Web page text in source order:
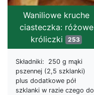
Waniliowe kruche
ciasteczka: różowe
króliczki
253
Składniki: 250 g mąki
pszennej (2,5 szklanki)
plus dodatkowe pół
szklanki w razie czego do